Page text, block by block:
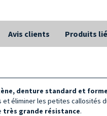
Avis clients Produits
denture standard et
et éliminer les petites callosités
très grande résistance.